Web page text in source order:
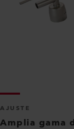
AJUSTE
Amplia gama